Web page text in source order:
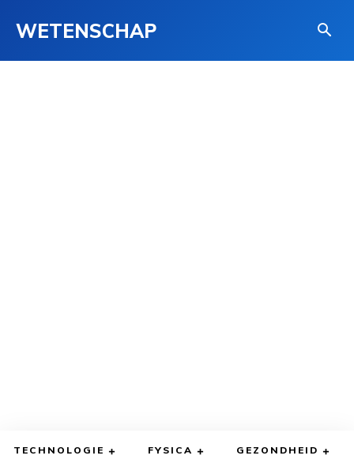
WETENSCHAP
TECHNOLOGIE FYSICA GEZONDHEID